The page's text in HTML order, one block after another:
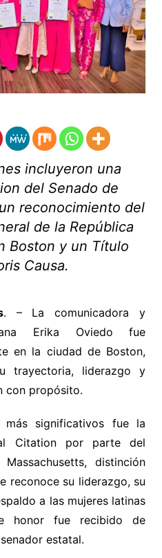
incluyeron una
del Senado de
reconocimiento del
de la República
Boston y un Título
Causa.
. – La comunicadora y
Erika Oviedo fue
en la ciudad de Boston,
trayectoria, liderazgo y
con propósito.
significativos fue la
Citation por parte del
distinción
reconoce su liderazgo, su
a las mujeres latinas
honor fue recibido de
estatal.